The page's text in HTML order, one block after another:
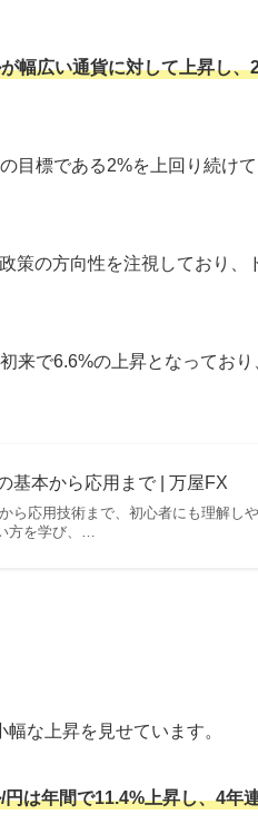
幅広い通貨に対して上昇し
目標である2%を上回り続け
策の方向性を注視しており、
来で6.6%の上昇となってお
基本から応用まで | 万屋FX
ら応用技術まで、初心者にも理解し
方を学び、…
な上昇を見せています。
は年間で11.4%上昇し、4年